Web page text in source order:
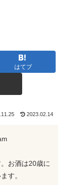
はてブ
2023.02.14
お酒は20歳に
す。